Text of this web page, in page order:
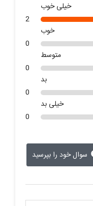
خیلی خوب
2
خوب
0
متوسط
0
بد
0
خیلی بد
0
سوال خود را بپرسید